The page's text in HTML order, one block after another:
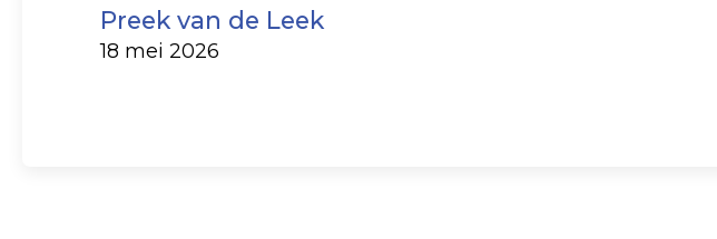
Preek van de Leek
18 mei 2026